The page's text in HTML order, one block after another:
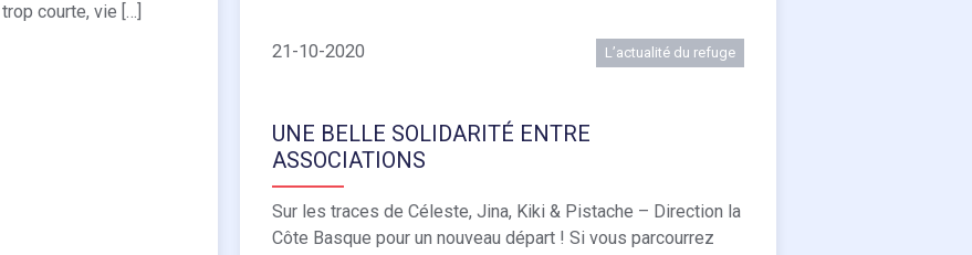
courte, vie […]
21-10-2020
L’actualité du refuge
UNE BELLE SOLIDARITÉ ENTRE
ASSOCIATIONS
Sur les traces de Céleste, Jina, Kiki & Pistache – Direction la
Côte Basque pour un nouveau départ ! Si vous parcourrez